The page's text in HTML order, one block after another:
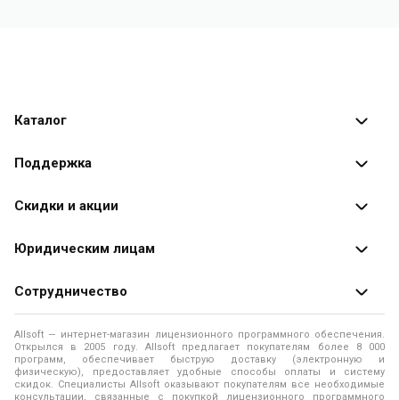
Каталог
Каталог программ
Поддержка
Оплата заказов
Доставка заказа
Помощь
Правила продажи
Политика использования файлов Cookie
Скидки и акции
Специальные
Юридическим лицам
Продажа программ юридическим лицам
О лицензировании программного обеспечения
Программы для компьютера
Контакты
Сотрудничество
О магазине
Адреса и телефоны
Новости
Allsoft — интернет-магазин лицензионного программного обеспечения.
Открылся в 2005 году. Allsoft предлагает покупателям более 8 000
программ, обеспечивает быструю доставку (электронную и
физическую), предоставляет удобные способы оплаты и систему
скидок. Специалисты Allsoft оказывают покупателям все необходимые
консультации, связанные с покупкой лицензионного программного